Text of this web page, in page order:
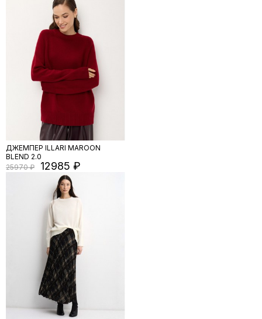
ДЖЕМПЕР ILLARI MAROON
BLEND 2.0
25970
12985